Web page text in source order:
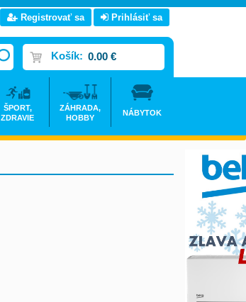
Registrovať sa Prihlásiť sa
Košík: 0.00 €
ŠPORT,
ZDRAVIE
ZÁHRADA,
HOBBY
NÁBYTOK